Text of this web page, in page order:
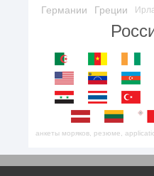
Германии Греции
анкеты моряков, резюме,